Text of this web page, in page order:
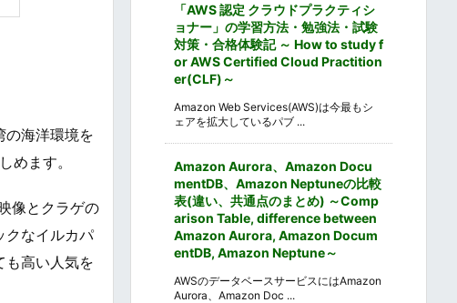
の海洋環境を
めます。
像とクラゲの
クなイルカパ
も高い人気を
「AWS 認定 クラウドプラクティシ
ョナー」の学習方法・勉強法・試験
対策・合格体験記 ～ How to study f
or AWS Certified Cloud Practition
er(CLF)～
Amazon Web Services(AWS)は今最もシ
ェアを拡大しているパブ ...
Amazon Aurora、Amazon Docu
mentDB、Amazon Neptuneの比較
表(違い、共通点のまとめ) ～Comp
arison Table, difference between
Amazon Aurora, Amazon Docum
entDB, Amazon Neptune～
AWSのデータベースサービスにはAmazon
Aurora、Amazon Doc ...